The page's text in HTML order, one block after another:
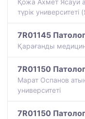
Қожа Ахмет Ясауи
түрiк университетi
7R01145
Қарағанды
7R01150
Марат Оспанов
университеті
7R01150